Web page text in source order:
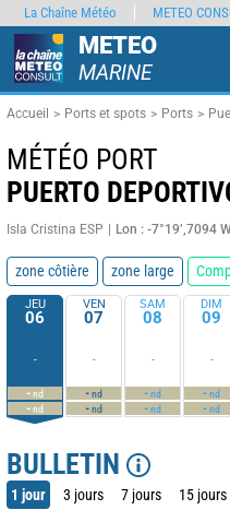
METEO
MARINE
Accueil Ports et spots Ports
MÉTÉO PORT
PUERTO
Isla Cristina ESP Lon : -7°19’,7094
zone côtière zone large
JEU
06
-
-nd
-nd
VEN
07
-
-nd
-nd
SAM
08
-
-nd
-nd
DIM
09
-
-nd
-nd
BULLETIN
1 jour 3 jours 7 jours 15 jours
La Chaîne Météo METEO